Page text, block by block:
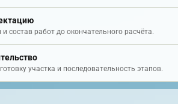
состав работ до окончательного расчёта.
участка и последовательность этапов.